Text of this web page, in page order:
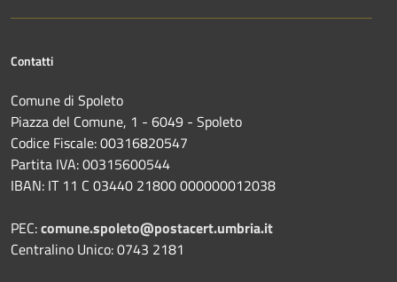
Contatti
Comune di Spoleto
Piazza del Comune, 1 - 6049 - Spoleto
Codice Fiscale: 00316820547
Partita IVA: 00315600544
IBAN: IT 11 C 03440 21800 000000012038
PEC:comune.spoleto@postacert.umbria.it
Centralino Unico: 0743 2181